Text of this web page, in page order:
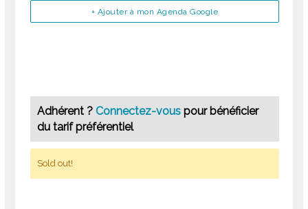
+ Ajouter à mon Agenda Google
Adhérent ?Connectez-vouspour bénéficier
du tarif préférentiel
Sold out!